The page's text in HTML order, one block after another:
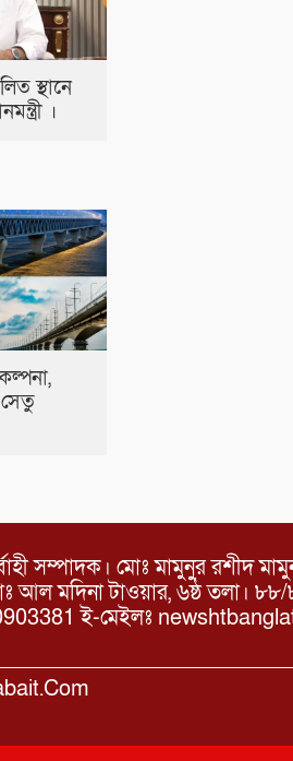
স্থানে
।
সেতু
সম্পাদক। মোঃ মামুনুর রশীদ
মদিনা টাওয়ার, ৬ষ্ঠ তলা। ৮৮/
ই-মেইলঃ